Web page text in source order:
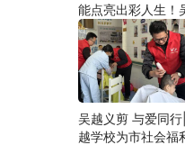
能点亮出彩人生！
学校2026年学员
成果汇报会圆满成
吴越义剪 与爱同
越学校为市社会福